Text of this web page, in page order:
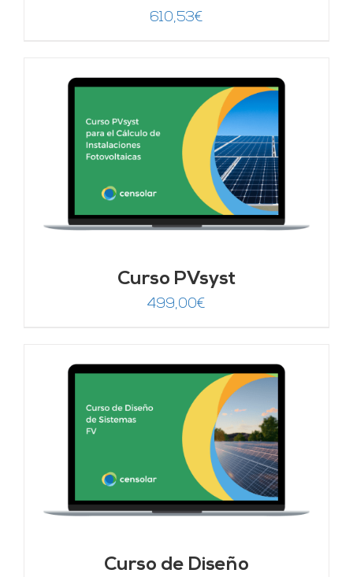
610,53€
Curso PVsyst
499,00€
Curso de Diseño